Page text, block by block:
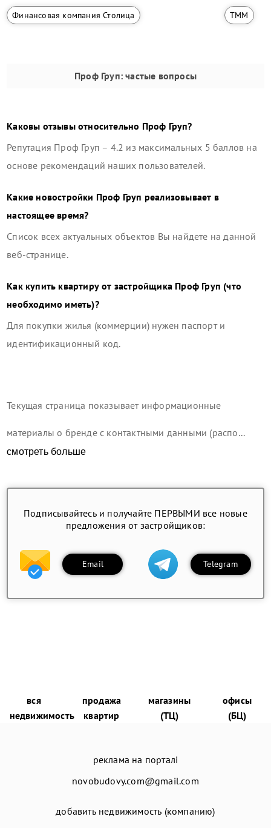
Финансовая компания Столица ТММ
Проф Груп: частые вопросы
Каковы отзывы относительно Проф Груп?
Репутация Проф Груп – 4.2 из максимальных 5 баллов на
основе рекомендаций наших пользователей.
Какие новостройки Проф Груп реализовывает в
настоящее время?
Список всех актуальных объектов Вы найдете на данной
веб-странице.
Как купить квартиру от застройщика Проф Груп (что
необходимо иметь)?
Для покупки жилья (коммерции) нужен паспорт и
идентификационный код.
Текущая страница показывает информационные
материалы о бренде с контактными данными (распо...
смотреть больше
Подписывайтесь и получайте ПЕРВЫМИ все новые
предложения от застройщиков:
Email Telegram
вся
недвижимость
продажа
квартир
магазины
(ТЦ)
офисы
(БЦ)
реклама на порталі
novobudovy.com@gmail.com
добавить недвижимость (компанию)